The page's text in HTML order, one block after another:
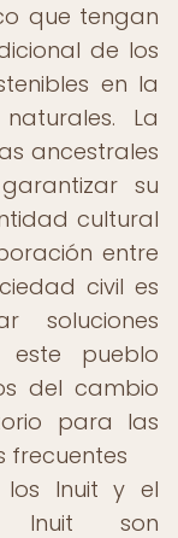
que tengan
de los
en la
La
ancestrales
su
cultural
entre
civil es
soluciones
este pueblo
del cambio
para las
frecuentes
los Inuit y el
Inuit son